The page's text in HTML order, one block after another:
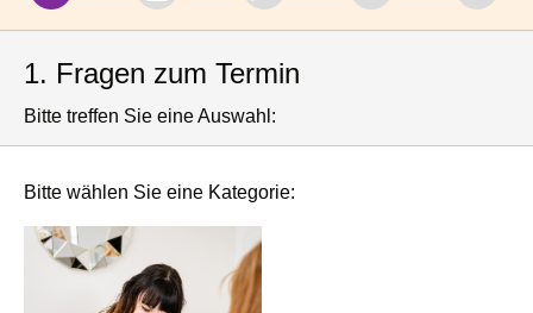
1. Fragen zum Termin
Bitte treffen Sie eine Auswahl:
Bitte wählen Sie eine Kategorie: